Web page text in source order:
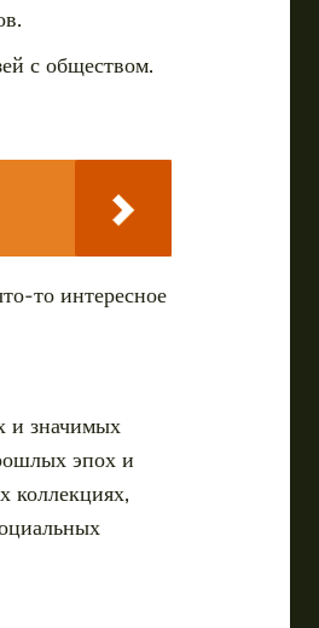
с обществом.
то интересное
и значимых
эпох и
коллекциях,